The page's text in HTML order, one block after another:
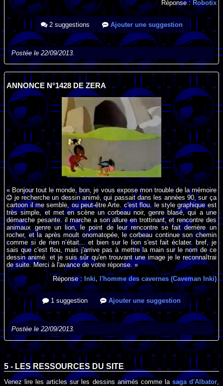
Réponse : Robotix
2 suggestions Ajouter une suggestion
Postée le 22/09/2013.
ANNONCE N°1428 DE ZERA
« Bonjour tout le monde, bon, je vous expose mon trouble de la mémoire
je recherche un dessin animé, qui passait dans les années 90, sur ça
cartoon il me semble, ou peut-être Arte. c'est flou. le style graphique est
très simple, et met en scène un corbeau noir, genre blasé, qui a une
démarche pesante. il marche a son allure en trottinant, et rencontre des
animaux genre un lion, le point de leur rencontre se fait derrière un
rocher, et la après moult onomatopée, le corbeau continue son chemin
comme si de rien n’était... et bien sur le lion s'est fait éclater. bref, je
sais que c'est flou, mais j'arrive pas à mettre la main sur le nom de ce
dessin animé. et je suis sûr qu'en trouvant une image je le reconnaîtrai
de suite. Merci à l'avance de votre réponse. »
Réponse : Inki, l'homme des cavernes (Caveman Inki)
1 suggestion Ajouter une suggestion
Postée le 22/09/2013.
5 - LES RESSOURCES DU SITE
Venez lire les articles sur les dessins animés comme la saga d'Albator,